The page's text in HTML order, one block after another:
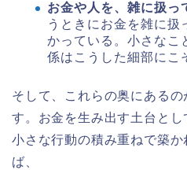
お金や人を、雑に扱っ
うときにお金を雑に扱
かっている。小さなこ
係はこうした細部にこ
そして、これらの奥にある
す。お金を生み出す土台と
小さな行動の積み重ねで築か
ば、